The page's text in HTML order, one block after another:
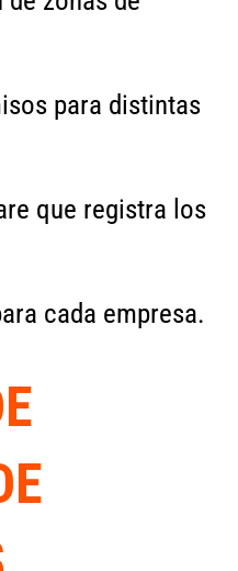
para distintas
que registra los
cada empresa.